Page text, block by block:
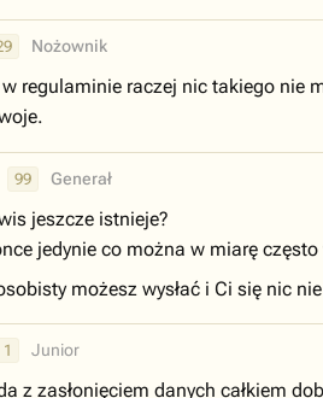
Nożownik
regulaminie raczej nic takiego nie
99 Generał
jeszcze istnieje?
jedynie co można w miarę
możesz wysłać i Ci się nic
1 Junior
z zasłonięciem danych całkiem